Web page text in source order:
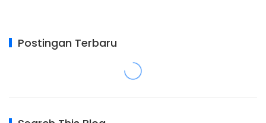
Postingan Terbaru